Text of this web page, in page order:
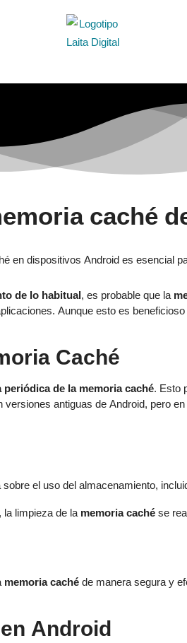
caché
de lo habitual, es probable que la
Aunque esto es
Caché
de la memoria caché. Esto
versiones antiguas de Android, pero
el uso del almacenamiento,
limpieza de la memoria caché se
memoria caché de manera segura y
Android